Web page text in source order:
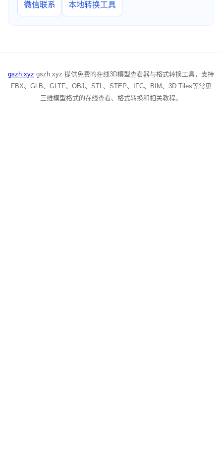
微信联系 本地转换工具
gszh.xyz gszh.xyz 提供免费的在线3D模型查看器与格式转换工具，支持
FBX、GLB、GLTF、OBJ、STL、STEP、IFC、BIM、3D Tiles等常见
三维模型格式的在线查看、格式转换和相关教程。